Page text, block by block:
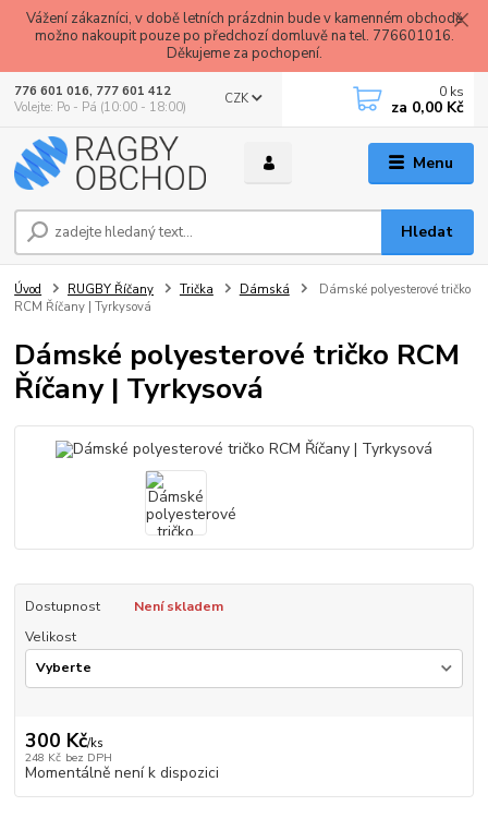
Vážení zákazníci, v době letních prázdnin bude v kamenném obchodě
možno nakoupit pouze po předchozí domluvě na tel. 776601016.
Děkujeme za pochopení.
Menu
CZK
Hledat
776 601 016, 777 601 412
Volejte: Po - Pá (10:00 - 18:00)
0 ks
za 0,00 Kč
Úvod RUGBY Říčany Trička Dámská
Dámské polyesterové tričko
RCM Říčany | Tyrkysová
Dámské polyesterové tričko RCM
Říčany | Tyrkysová
Dostupnost
Není skladem
Velikost
300 Kč/ks
248 Kč bez DPH
Momentálně není k dispozici